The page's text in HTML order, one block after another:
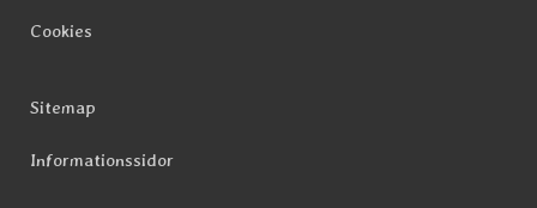
Cookies
Sitemap
Informationssidor